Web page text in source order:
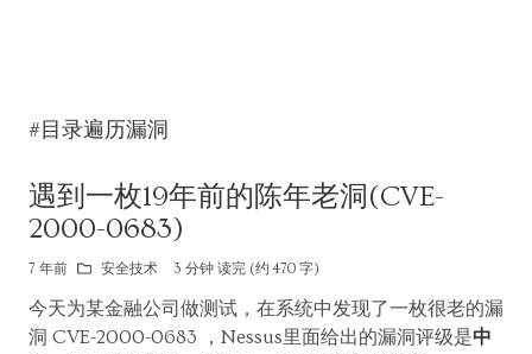
#目录遍历漏洞
遇到一枚19年前的陈年老洞(CVE-
2000-0683)
7 年前 安全技术 3 分钟 读完 (约 470 字)
今天为某金融公司做测试，在系统中发现了一枚很老的漏
洞 CVE-2000-0683 ，Nessus里面给出的漏洞评级是中